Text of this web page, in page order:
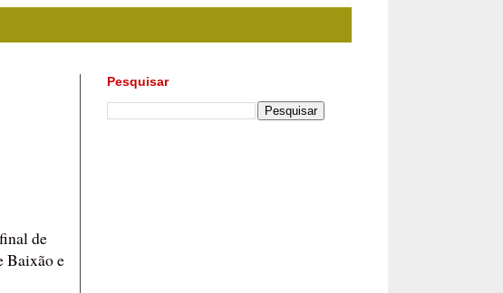
de
Baixão e
Pesquisar